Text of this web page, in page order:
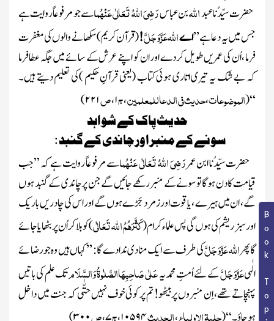
Book Topic
حضرت سیِّدُنا عبداللہبن عباسرَضِیَ اللہُ تَعَالٰی عَنْہُماسے جو مرفوعاًروایت ہے
جس میں یہ دعاہے ’’اےاللہعَزَّوَجَلَّ!(قرآن کریم)سکھانے والوں کی مغفرت
فرما ، اُن کی عمریں طویل کردے اور ان کو اپنے عرش کے سائے میں جگہ عطافرما
کہ بے شک یہ تیری اتاری ہوئی کتاب(یعنی قرآنِ حکیم )کی تعلیم دیتے ہیں۔
‘‘
(الموضوعات،حدیث فی الدعا للمعلمین،ج۱،ص۲۲۱)
حدیث پاک کے شواہد
سونے کے منبراورچاندی کے گنبد :
حضرت سیِّدُنا ابن عمررَضِیَ اللہُ تَعَالٰی عَنْہُماسے مرفوعاً روایت ہے کہ ’’جب
قیامت کا دن ہوگا تو سونے کے منبر رکھے جائیں گے جن پر چاندی کے گنبد ہوں
گے ، ان میں ہیرے ، یاقوت اور زمرد جَڑے ہوں گے اور اس کی چادریں باریک
اورسبز ریشم کی ہوں گی پس علماء کرام(کَثَّرَھُمُ اللہ تَعَالٰی)کو بلا کر اُن پر بٹھایا جائے
گا پھراللہعَزَّوَجَلَّکی طرف سے ایک منادی ندادے گا : ’’کہاں ہیں وہ جورضائے
الٰہیعَزَّوَجَلَّکے لئے اُمتِ محمدیہعَلٰی صَاحِبِھَاالصَّلٰوۃُ وَالسَّلَامتک علم کی باتیں
پہنچاتے تھے ، اِن منبروں پر بیٹھو! تم پر کوئی خوف نہیں حتّٰی کہ جنت میں داخل
حلیۃ الاولیاء الحدیث ج ص